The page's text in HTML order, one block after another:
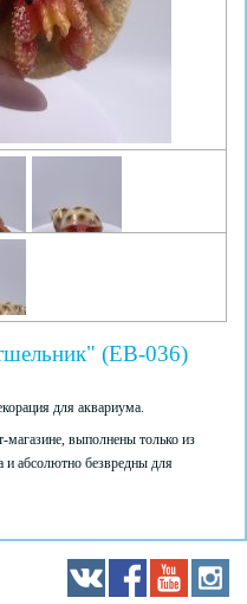
(EB-036)
для аквариума.
выполнены только из
и абсолютно безвредны для